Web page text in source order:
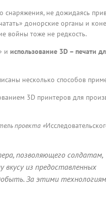
снаряжения, не дожидаясь
донорские органы и
войны тоже не редкость.
и использование 3D – печати
несколько способов
3D принтеров для
проекта «
позволяющего солдатам,
вкусу из предоставленных
За этими